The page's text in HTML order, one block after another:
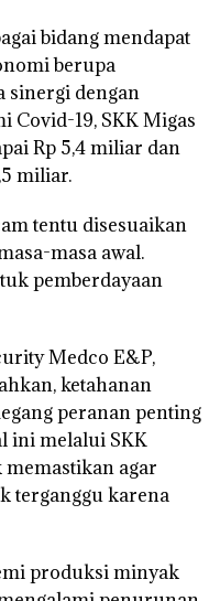
bidang mendapat
berupa
sinergi dengan
Covid-19, SKK Migas
Rp 5,4 miliar dan
miliar.
tentu disesuaikan
masa awal.
pemberdayaan
Medco E&P,
ketahanan
peranan penting
ini melalui SKK
agar
terganggu karena
produksi minyak